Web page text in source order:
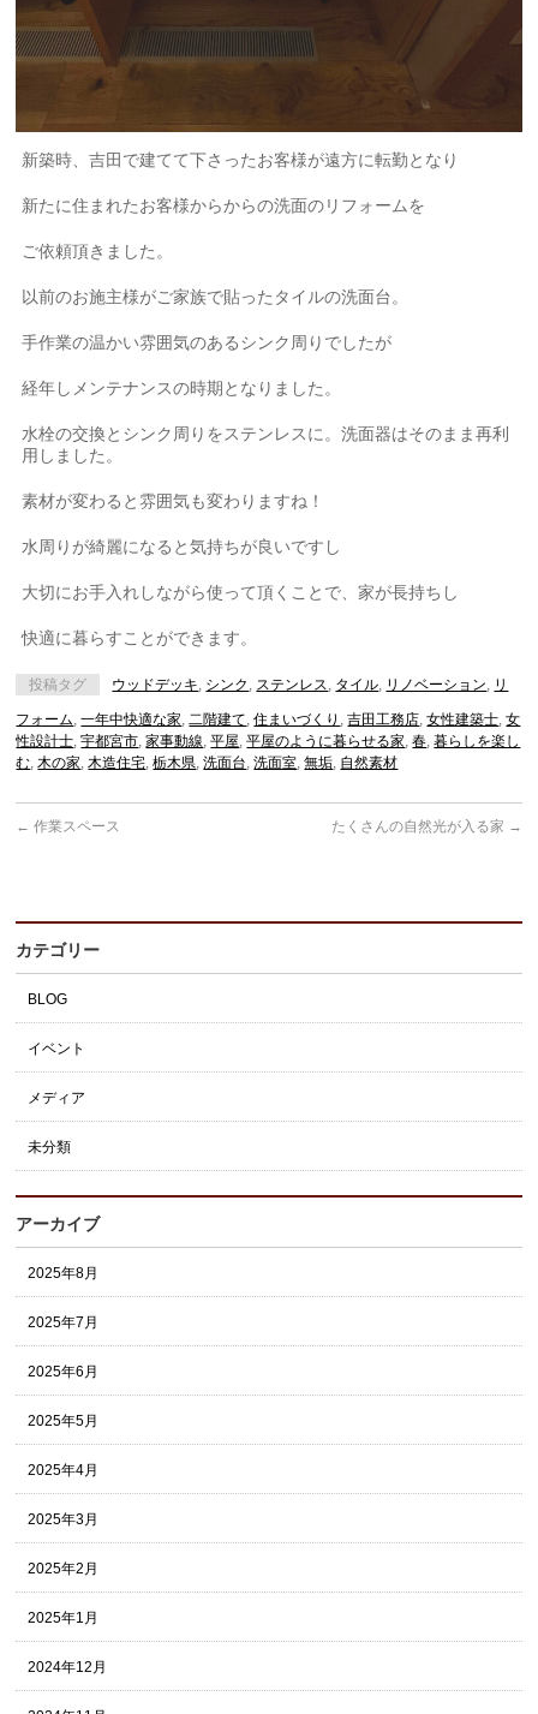
新築時、吉田で建てて下さったお客様が遠方に転勤となり
新たに住まれたお客様からからの洗面のリフォームを
ご依頼頂きました。
以前のお施主様がご家族で貼ったタイルの洗面台。
手作業の温かい雰囲気のあるシンク周りでしたが
経年しメンテナンスの時期となりました。
水栓の交換とシンク周りをステンレスに。洗面器はそのまま再利
用しました。
素材が変わると雰囲気も変わりますね！
水周りが綺麗になると気持ちが良いですし
大切にお手入れしながら使って頂くことで、家が長持ちし
快適に暮らすことができます。
投稿タグ ウッドデッキ, シンク , ステンレス, タイル, リノベーション, リ
フォーム,一年中快適な家,二階建て,住まいづくり ,吉田工務店,女性建築士,女
性設計士,宇都宮市,家事動線,平屋,平屋のように暮らせる家,春,暮らしを楽し
む,木の家,木造住宅,栃木県,洗面台,洗面室,無垢, 自然素材
← 作業スペース たくさんの自然光が入る家 →
カテゴリー
BLOG
イベント
メディア
未分類
アーカイブ
2025年8月
2025年7月
2025年6月
2025年5月
2025年4月
2025年3月
2025年2月
2025年1月
2024年12月